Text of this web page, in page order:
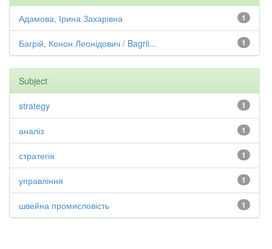
1
Адамова, Ірина Захарівна
1
Багрій, Конон Леонідович / Bagrii...
Subject
1
strategy
1
аналіз
1
стратегія
1
управління
1
швейна промисловість